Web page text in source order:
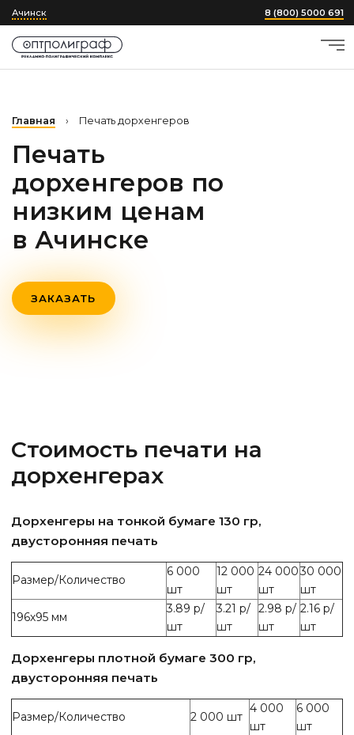
Ачинск 8 (800) 5000 691
Главная › Печать дорхенгеров
Печать
дорхенгеров по
низким ценам
в Ачинске
ЗАКАЗАТЬ
Стоимость печати на
дорхенгерах
Дорхенгеры на тонкой бумаге 130 гр,
двусторонняя печать
Размер/Количество
6 000
шт
12 000
шт
24 000
шт
30 000
шт
196х95 мм
3.89 р/
шт
3.21 р/
шт
2.98 р/
шт
2.16 р/
шт
Дорхенгеры плотной бумаге 300 гр,
двусторонняя печать
Размер/Количество 2 000 шт
4 000
шт
6 000
шт